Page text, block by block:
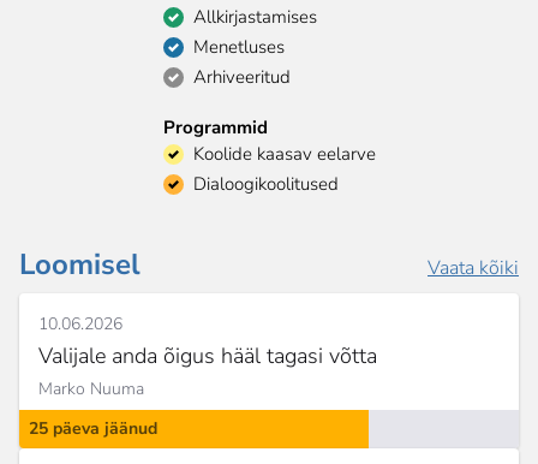
Allkirjastamises
Menetluses
Arhiveeritud
Programmid
Koolide kaasav eelarve
Dialoogikoolitused
Loomisel Vaata kõiki
10.06.2026
Valijale anda õigus hääl tagasi võtta
Marko Nuuma
25 päeva jäänud